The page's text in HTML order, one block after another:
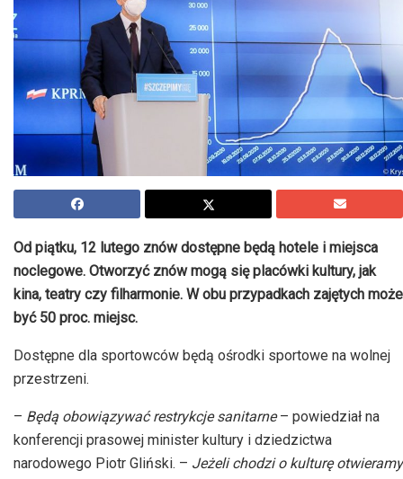
Od piątku, 12 lutego znów dostępne będą hotele i miejsca
noclegowe. Otworzyć znów mogą się placówki kultury, jak
kina, teatry czy filharmonie. W obu przypadkach zajętych może
być 50 proc. miejsc.
Dostępne dla sportowców będą ośrodki sportowe na wolnej
przestrzeni.
– Będą obowiązywać restrykcje sanitarne– powiedział na
konferencji prasowej minister kultury i dziedzictwa
narodowego Piotr Gliński. – Jeżeli chodzi o kulturę otwieramy